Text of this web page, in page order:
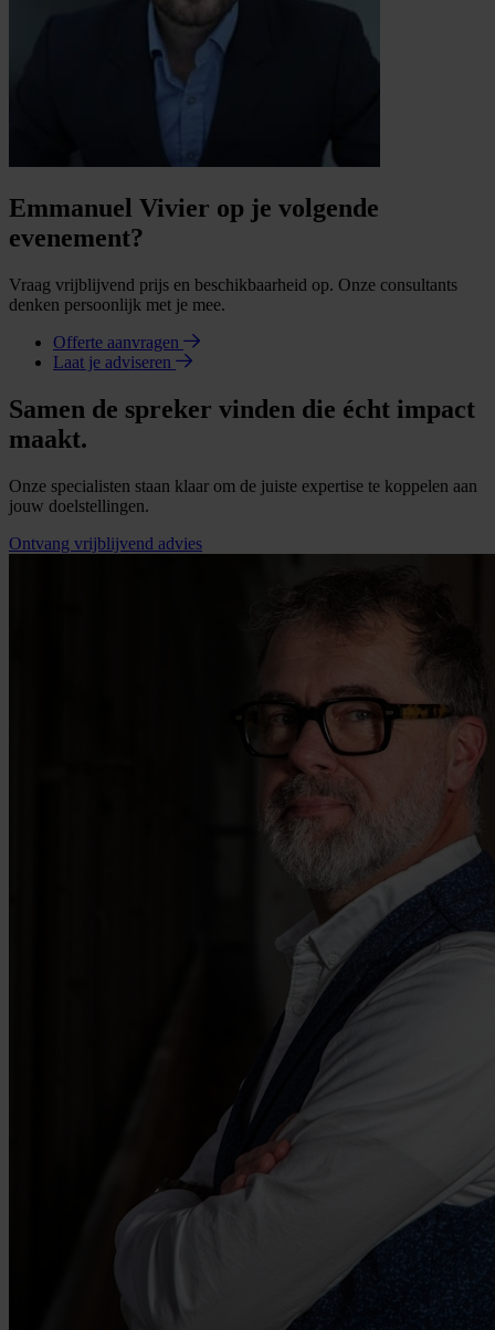
Emmanuel Vivier op je volgende
evenement?
Vraag vrijblijvend prijs en beschikbaarheid op. Onze consultants
denken persoonlijk met je mee.
Offerte aanvragen
Laat je adviseren
Samen de spreker vinden die écht impact
maakt.
Onze specialisten staan klaar om de juiste expertise te koppelen aan
jouw doelstellingen.
Ontvang vrijblijvend advies